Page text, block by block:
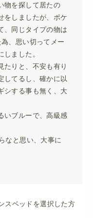
物を探して居たの
をしましたが、ポケ
、同じタイプの物は
、思い切ってメー
ました。
たりと、不安も有り
してるし、確かに以
シする事も無く、大
いブルーで、高級感
なと思い、大事に
スベッドを選択した方